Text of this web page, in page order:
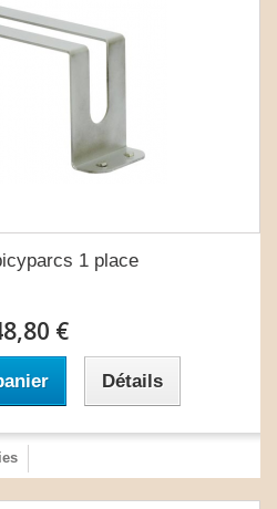
1 place
€
Détails